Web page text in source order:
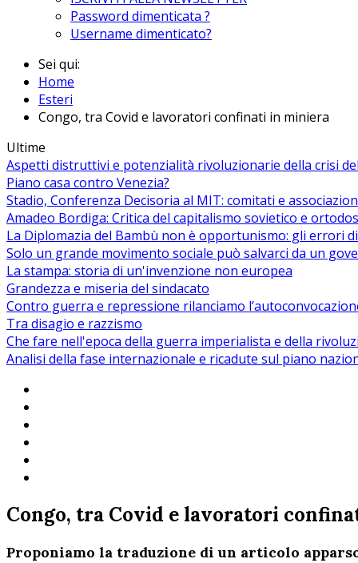
Password dimenticata ?
Username dimenticato?
Sei qui:
Home
Esteri
Congo, tra Covid e lavoratori confinati in miniera
Ultime
Aspetti distruttivi e potenzialità rivoluzionarie della crisi
Piano casa contro Venezia?
Stadio, Conferenza Decisoria al MIT: comitati e
Amadeo Bordiga: Critica del capitalismo sovietico e
La Diplomazia del Bambù non è opportunismo: gli errori
Solo un grande movimento sociale può salvarci da un
La stampa: storia di un'invenzione non europea
Grandezza e miseria del sindacato
Contro guerra e repressione rilanciamo
Tra disagio e razzismo
Che fare nell'epoca della guerra imperialista e della
Analisi della fase internazionale e ricadute sul piano
Congo, tra Covid e lavoratori
Proponiamo la traduzione di un articolo